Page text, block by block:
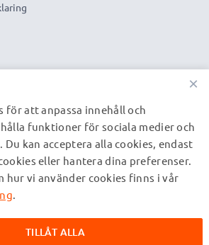
moms och exklusive fraktkostnader.
deras ägare och anges på våra
att ge information om våra produkter.
×
för att anpassa innehåll och
funktioner för sociala medier och
kan acceptera alla cookies, endast
eller hantera dina preferenser.
hur vi använder cookies finns i vår
.
TILLÅT ALLA